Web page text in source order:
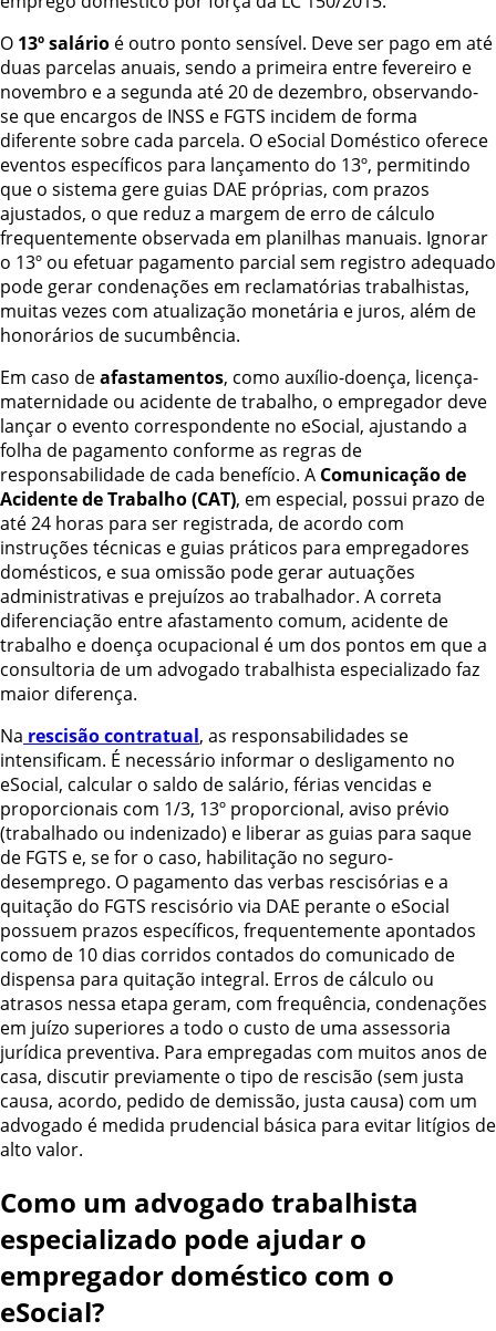
O 13º salário é outro ponto sensível. Deve ser pago em até
duas parcelas anuais, sendo a primeira entre fevereiro e
novembro e a segunda até 20 de dezembro, observando-
se que encargos de INSS e FGTS incidem de forma
diferente sobre cada parcela. O eSocial Doméstico oferece
eventos específicos para lançamento do 13º, permitindo
que o sistema gere guias DAE próprias, com prazos
ajustados, o que reduz a margem de erro de cálculo
frequentemente observada em planilhas manuais. Ignorar
o 13º ou efetuar pagamento parcial sem registro adequado
pode gerar condenações em reclamatórias trabalhistas,
muitas vezes com atualização monetária e juros, além de
honorários de sucumbência.
Em caso deafastamentos, como auxílio-doença, licença-
maternidade ou acidente de trabalho, o empregador deve
lançar o evento correspondente no eSocial, ajustando a
folha de pagamento conforme as regras de
responsabilidade de cada benefício. A Comunicação de
Acidente de Trabalho (CAT), em especial, possui prazo de
até 24 horas para ser registrada, de acordo com
instruções técnicas e guias práticos para empregadores
domésticos, e sua omissão pode gerar autuações
administrativas e prejuízos ao trabalhador. A correta
diferenciação entre afastamento comum, acidente de
trabalho e doença ocupacional é um dos pontos em que a
consultoria de um advogado trabalhista especializado faz
maior diferença.
Na rescisão contratual, as responsabilidades se
intensificam. É necessário informar o desligamento no
eSocial, calcular o saldo de salário, férias vencidas e
proporcionais com 1/3, 13º proporcional, aviso prévio
(trabalhado ou indenizado) e liberar as guias para saque
de FGTS e, se for o caso, habilitação no seguro-
desemprego. O pagamento das verbas rescisórias e a
quitação do FGTS rescisório via DAE perante o eSocial
possuem prazos específicos, frequentemente apontados
como de 10 dias corridos contados do comunicado de
dispensa para quitação integral. Erros de cálculo ou
atrasos nessa etapa geram, com frequência, condenações
em juízo superiores a todo o custo de uma assessoria
jurídica preventiva. Para empregadas com muitos anos de
casa, discutir previamente o tipo de rescisão (sem justa
causa, acordo, pedido de demissão, justa causa) com um
advogado é medida prudencial básica para evitar litígios de
alto valor.
Como um advogado trabalhista
especializado pode ajudar o
empregador doméstico com o
eSocial?